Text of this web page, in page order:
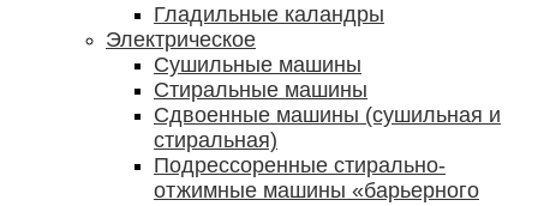
Гладильные каландры
Электрическое
Сушильные машины
Стиральные машины
Сдвоенные машины (сушильная и
стиральная)
Подрессоренные стирально-
отжимные машины «барьерного